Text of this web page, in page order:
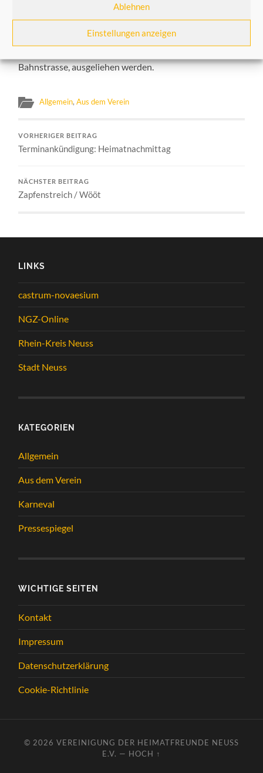
Ablehnen
Einstellungen anzeigen
Radio News 89,4 strahlt die Sendung am
20,03 Uhraus. Diese Sendung und auch frühere
Sendungen können im Medienzentrum des Rhein-
Bahnstrasse, ausgeliehen werden.
Allgemein,Aus dem Verein
VORHERIGER BEITRAG
Terminankündigung: Heimatnachmittag
NÄCHSTER BEITRAG
Zapfenstreich / Wööt
LINKS
castrum-novaesium
NGZ-Online
Rhein-Kreis Neuss
Stadt Neuss
KATEGORIEN
Allgemein
Aus dem Verein
Karneval
Pressespiegel
WICHTIGE SEITEN
Kontakt
Impressum
Datenschutzerklärung
Cookie-Richtlinie
© 2026 VEREINIGUNG DER HEIMATFREUNDE NEUSS
E.V. — HOCH ↑